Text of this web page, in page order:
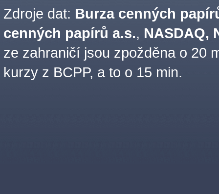
Zdroje dat: Burza cenných
cenných papírů a.s., NASDAQ,
ze zahraničí jsou zpožděna o 20
kurzy z BCPP, a to o 15 min.